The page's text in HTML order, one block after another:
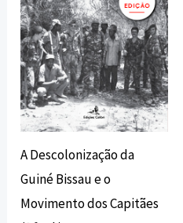
A Descolonização da
Guiné Bissau e o
Movimento dos Capitães